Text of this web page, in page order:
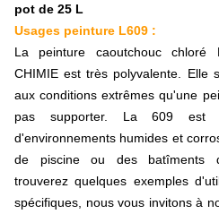
Dent, griffe de faneuse
Fixation et accessoire faneuse
Gyrobroyeur
Lame
Bague et entretoise
Boulonnerie et accessoire
Mélangeuse
Sections
Doigts double
Rabatteurs
pot de 25 L
Usages peinture L609 :
La peinture caoutchouc chloré
CHIMIE est très polyvalente. Elle
aux conditions extrêmes qu'une
pas supporter. La 609 est
d'environnements humides et
de piscine ou des batîments
trouverez quelques exemples
spécifiques, nous vous invitons à